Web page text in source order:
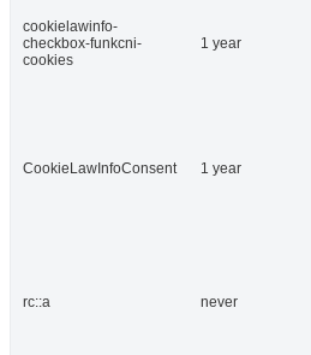
cookielawinfo-
checkbox-funkcni-
cookies
1 year
CookieLawInfoConsent 1 year
rc::a never